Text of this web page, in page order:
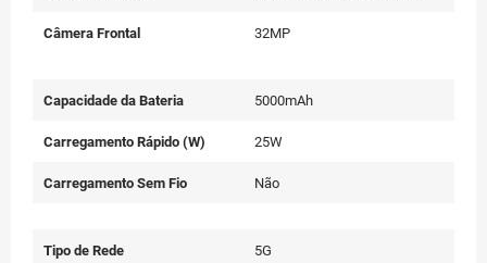
Câmera Frontal 32MP
Capacidade da Bateria 5000mAh
Carregamento Rápido (W) 25W
Carregamento Sem Fio Não
Tipo de Rede 5G